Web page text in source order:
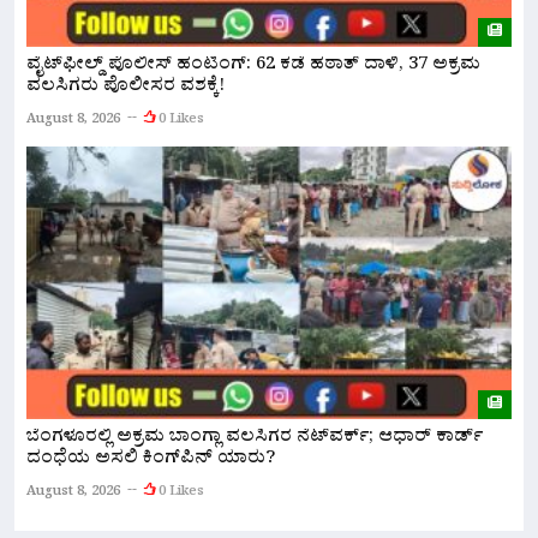
ವೈಟ್‌ಫೀಲ್ಡ್ ಪೊಲೀಸ್ ಹಂಟಿಂಗ್: 62 ಕಡೆ ಹಠಾತ್ ದಾಳಿ, 37 ಅಕ್ರಮ
ವಲಸಿಗರು ಪೊಲೀಸರ ವಶಕ್ಕೆ!
August 8, 2026 0 Likes
ಬೆಂಗಳೂರಲ್ಲಿ ಅಕ್ರಮ ಬಾಂಗ್ಲಾ ವಲಸಿಗರ ನೆಟ್‌ವರ್ಕ್; ಆಧಾರ್ ಕಾರ್ಡ್
ದಂಧೆಯ ಅಸಲಿ ಕಿಂಗ್‌ಪಿನ್ ಯಾರು?
August 8, 2026 0 Likes